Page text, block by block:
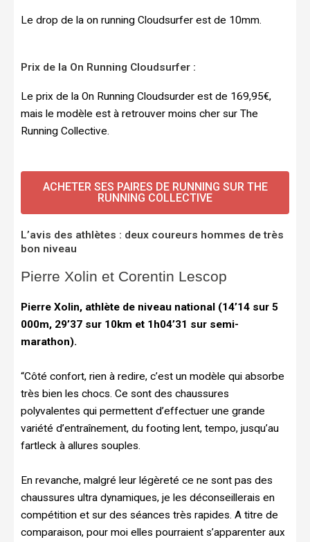
Le drop de la on running Cloudsurfer est de 10mm.
Prix de la On Running Cloudsurfer :
Le prix de la On Running Cloudsurder est de 169,95€,
mais le modèle est à retrouver moins cher sur The
Running Collective.
ACHETER SES PAIRES DE RUNNING SUR THE
RUNNING COLLECTIVE
L’avis des athlètes : deux coureurs hommes de très
bon niveau
Pierre Xolin et Corentin Lescop
Pierre Xolin, athlète de niveau national (14’14 sur 5
000m, 29’37 sur 10km et 1h04’31 sur semi-
marathon).
“Côté confort, rien à redire, c’est un modèle qui absorbe
très bien les chocs. Ce sont des chaussures
polyvalentes qui permettent d’effectuer une grande
variété d’entraînement, du footing lent, tempo, jusqu’au
fartleck à allures souples.
En revanche, malgré leur légèreté ce ne sont pas des
chaussures ultra dynamiques, je les déconseillerais en
compétition et sur des séances très rapides. A titre de
comparaison, pour moi elles pourraient s’apparenter aux